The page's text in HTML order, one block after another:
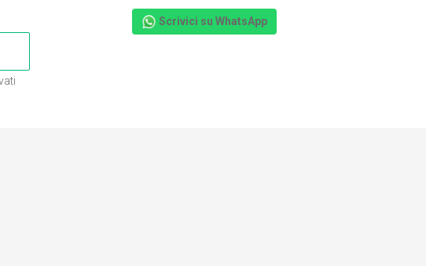
Scrivici su WhatsApp